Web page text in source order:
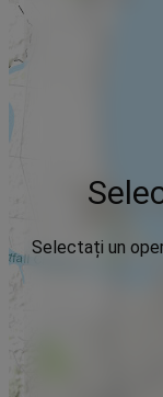
Selectați un